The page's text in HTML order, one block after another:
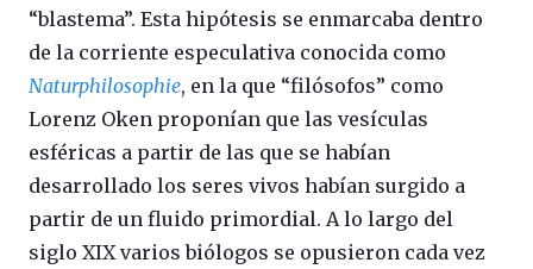
“blastema”. Esta hipótesis se enmarcaba dentro
de la corriente especulativa conocida como
Naturphilosophie, en la que “filósofos” como
Lorenz Oken proponían que las vesículas
esféricas a partir de las que se habían
desarrollado los seres vivos habían surgido a
partir de un fluido primordial. A lo largo del
siglo XIX varios biólogos se opusieron cada vez